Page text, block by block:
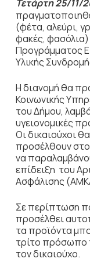
Τετάρτη 25/11/
(φέτα, αλεύρι,
φακές, φασόλια)
Προγράμματος
Υλικής
Η διανομή θα
Κοινωνικής
του Δήμου,
υγειονομικές
Οι δικαιούχοι
προσέλθουν
να
επίδειξη του
Ασφάλισης
Σε περίπτωση
προσέλθει
τα προϊόντα
τρίτο πρόσωπο
τον δικαιούχο.